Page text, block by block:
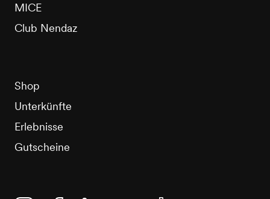
MICE
Club Nendaz
Shop
Unterkünfte
Erlebnisse
Gutscheine